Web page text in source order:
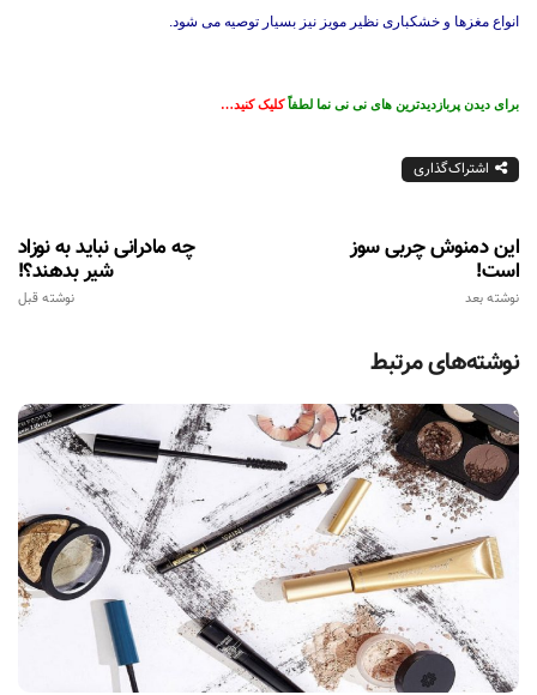
انواع مغزها و خشکباری نظیر مویز نیز بسیار توصیه می شود.
برای دیدن پربازدیدترین های نی نی نما لطفاً کلیک کنید…
اشتراک‌گذاری
چه مادرانی نباید به نوزاد
شیر بدهند؟!
نوشته قبل
این دمنوش چربی سوز
است!
نوشته بعد
نوشته‌های مرتبط